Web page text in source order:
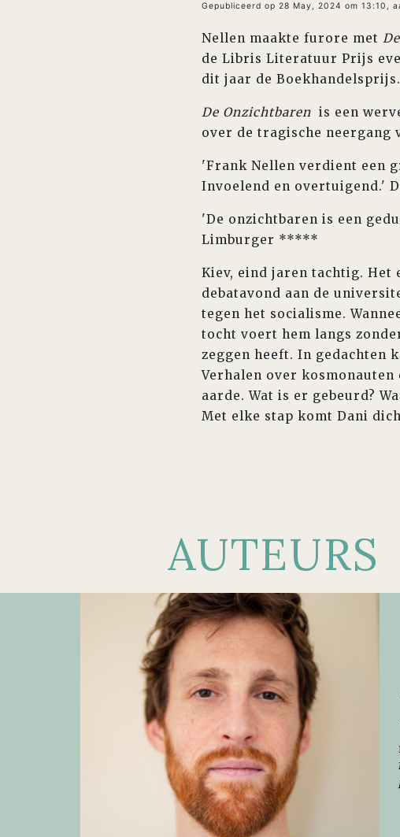
Gepubliceerd op 28 May, 2024 om 13:10,
Nellen maakte furore met
de Libris Literatuur Prijs
dit jaar de
De Onzichtbaren is een
over de tragische neergang
'Frank Nellen verdient een
Invoelend en overtuigend.'
'De onzichtbaren is een
Limburger *****
Kiev, eind jaren tachtig. Het
debatavond aan de
tegen het socialisme.
tocht voert hem langs
zeggen heeft. In gedachten
Verhalen over
aarde. Wat is er gebeurd?
Met elke stap komt Dani
AUTEURS